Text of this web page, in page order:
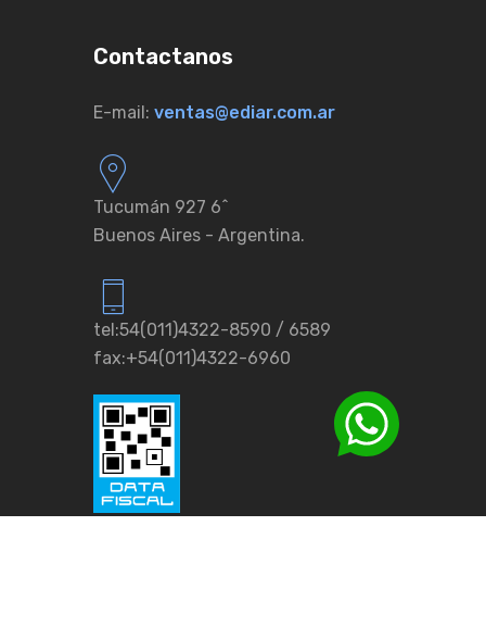
Contactanos
E-mail: ventas@ediar.com.ar
Tucumán 927 6ˆ
Buenos Aires - Argentina.
tel:54(011)4322-8590 / 6589
fax:+54(011)4322-6960